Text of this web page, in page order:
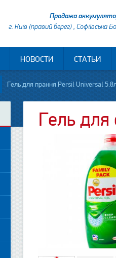
Продажа
г. Київ (правий берег) , Софіївська
НОВОСТИ СТАТЬИ
Гель для прання Persil Universal
Гель для